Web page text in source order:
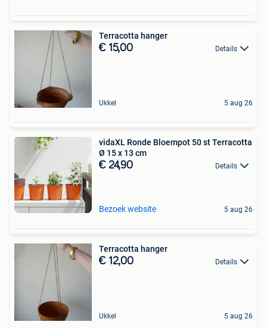
Terracotta hanger
€ 15,00 Details
Ukkel 5 aug 26
vidaXL Ronde Bloempot 50 st Terracotta
Ø 15 x 13 cm
€ 24,90 Details
Bezoek website 5 aug 26
Terracotta hanger
€ 12,00 Details
Ukkel 5 aug 26